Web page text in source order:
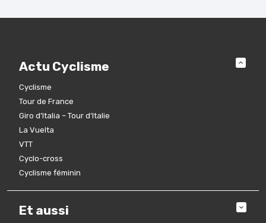
Actu Cyclisme
Cyclisme
Tour de France
Giro d’Italia – Tour d’Italie
La Vuelta
VTT
Cyclo-cross
Cyclisme féminin
Et aussi